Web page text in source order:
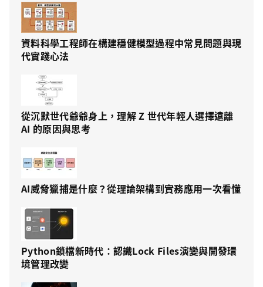
資料科學工程師在構建穩健模型過程中常見問題與現
代實踐心法
從沉默世代爺爺身上，理解 Z 世代年輕人選擇遠離
AI 的原因與思考
AI威脅獵捕是什麼？從理論架構到實務應用一次看懂
Python鎖檔新時代：認識Lock Files演變與開發環
境管理改變